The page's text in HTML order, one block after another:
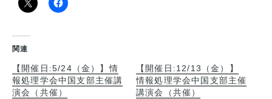
関連
【開催日:5/24（金）】情
報処理学会中国支部主催講
演会（共催）
【開催日:12/13（金）】
情報処理学会中国支部主催
講演会（共催）